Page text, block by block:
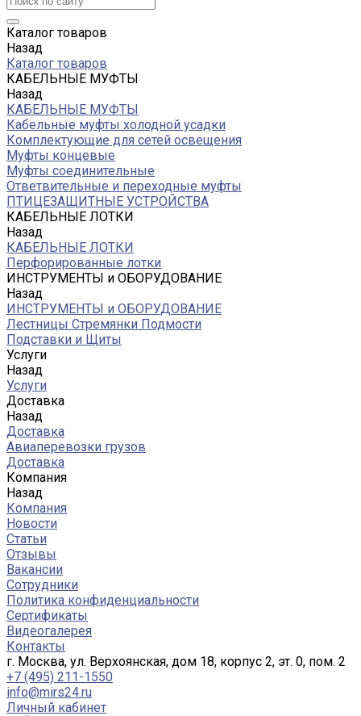
Каталог товаров
Назад
Каталог товаров
КАБЕЛЬНЫЕ МУФТЫ
Назад
КАБЕЛЬНЫЕ МУФТЫ
Кабельные муфты холодной усадки
Комплектующие для сетей освещения
Муфты концевые
Муфты соединительные
Ответвительные и переходные муфты
ПТИЦЕЗАЩИТНЫЕ УСТРОЙСТВА
КАБЕЛЬНЫЕ ЛОТКИ
Назад
КАБЕЛЬНЫЕ ЛОТКИ
Перфорированные лотки
ИНСТРУМЕНТЫ и ОБОРУДОВАНИЕ
Назад
ИНСТРУМЕНТЫ и ОБОРУДОВАНИЕ
Лестницы Стремянки Подмости
Подставки и Щиты
Услуги
Назад
Услуги
Доставка
Назад
Доставка
Авиаперевозки грузов
Доставка
Компания
Назад
Компания
Новости
Статьи
Отзывы
Вакансии
Сотрудники
Политика конфиденциальности
Сертификаты
Видеогалерея
Контакты
г. Москва, ул. Верхоянская, дом 18, корпус 2, эт. 0, пом. 2
+7 (495) 211-1550
info@mirs24.ru
Личный кабинет